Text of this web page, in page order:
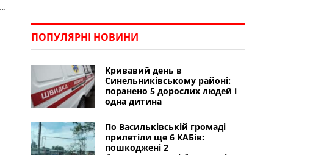
ПОПУЛЯРНІ НОВИНИ
Кривавий день в
Синельниківському районі:
поранено 5 дорослих людей і
одна дитина
По Васильківській громаді
прилетіли ще 6 КАБів:
пошкоджені 2